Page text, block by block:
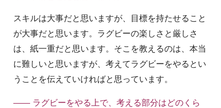
スキルは大事だと思いますが、目標を持たせること
が大事だと思います。ラグビーの楽しさと厳しさ
は、紙一重だと思います。そこを教えるのは、本当
に難しいと思いますが、考えてラグビーをやるとい
うことを伝えていければと思っています。
—— ラグビーをやる上で、考える部分はどのくら